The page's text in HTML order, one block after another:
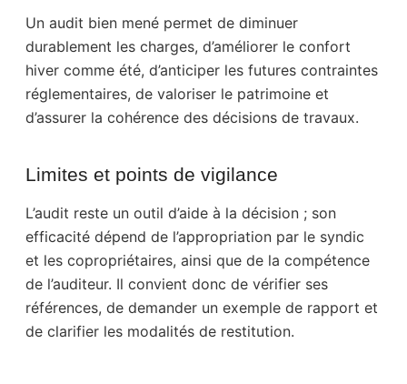
Un audit bien mené permet de diminuer
durablement les charges, d’améliorer le confort
hiver comme été, d’anticiper les futures contraintes
réglementaires, de valoriser le patrimoine et
d’assurer la cohérence des décisions de travaux.
Limites et points de vigilance
L’audit reste un outil d’aide à la décision ; son
efficacité dépend de l’appropriation par le syndic
et les copropriétaires, ainsi que de la compétence
de l’auditeur. Il convient donc de vérifier ses
références, de demander un exemple de rapport et
de clarifier les modalités de restitution.